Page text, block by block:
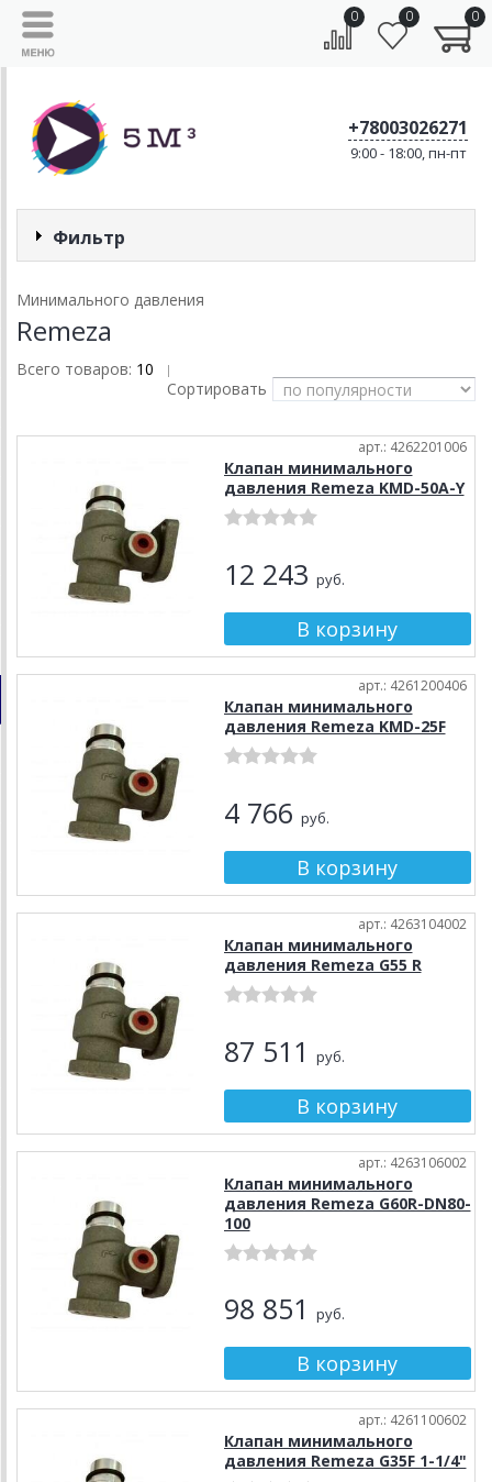
0 0 0
+78003026271
9:00 - 18:00, пн-пт
Фильтр
Минимального давления
Remeza
Всего товаров: 10 |
Сортировать
арт.: 4262201006
Клапан минимального
давления Remeza KMD-50А-Y
12 243 руб.
арт.: 4261200406
Клапан минимального
давления Remeza KMD-25F
4 766 руб.
арт.: 4263104002
Клапан минимального
давления Remeza G55 R
87 511 руб.
арт.: 4263106002
Клапан минимального
давления Remeza G60R-DN80-
100
98 851 руб.
арт.: 4261100602
Клапан минимального
давления Remeza G35F 1-1/4"